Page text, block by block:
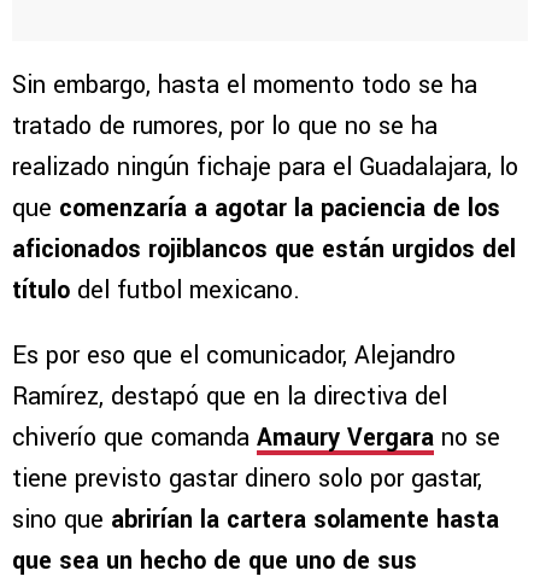
Sin embargo, hasta el momento todo se ha
tratado de rumores, por lo que no se ha
realizado ningún fichaje para el Guadalajara, lo
que comenzaría a agotar la paciencia de los
aficionados rojiblancos que están urgidos del
título del futbol mexicano.
Es por eso que el comunicador, Alejandro
Ramírez, destapó que en la directiva del
chiverío que comanda Amaury Vergara no se
tiene previsto gastar dinero solo por gastar,
sino que abrirían la cartera solamente hasta
que sea un hecho de que uno de sus